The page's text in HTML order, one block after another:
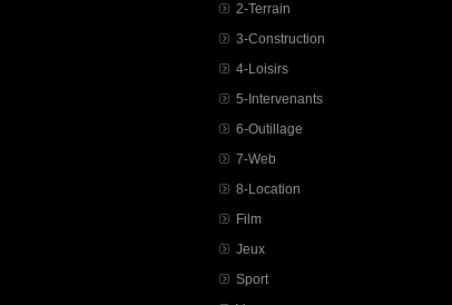
2-Terrain
3-Construction
4-Loisirs
5-Intervenants
6-Outillage
7-Web
8-Location
Film
Jeux
Sport